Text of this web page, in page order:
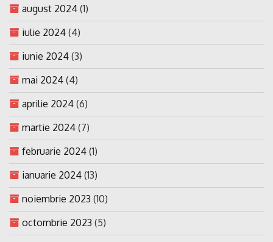
august 2024 (1)
iulie 2024 (4)
iunie 2024 (3)
mai 2024 (4)
aprilie 2024 (6)
martie 2024 (7)
februarie 2024 (1)
ianuarie 2024 (13)
noiembrie 2023 (10)
octombrie 2023 (5)